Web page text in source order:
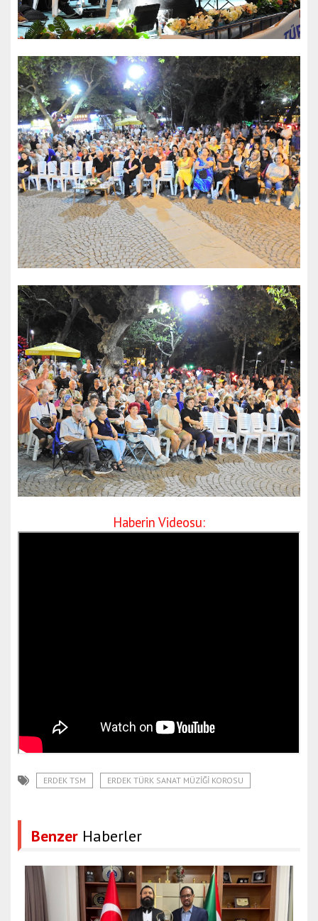
Haberin Videosu:
ERDEK TSM ERDEK TÜRK SANAT MÜZIĞI KOROSU
Benzer Haberler